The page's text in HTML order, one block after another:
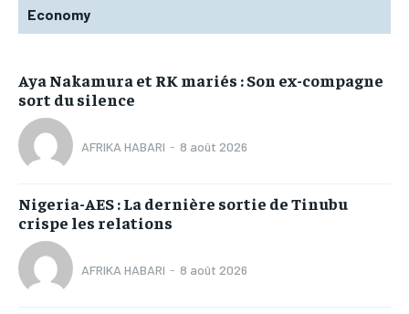
Economy
Aya Nakamura et RK mariés : Son ex-compagne
sort du silence
AFRIKA HABARI - 8 août 2026
Nigeria-AES : La dernière sortie de Tinubu
crispe les relations
AFRIKA HABARI - 8 août 2026